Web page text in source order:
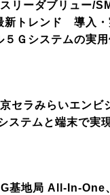
リーダブリュー/
新トレンド 導入・
５Ｇシステムの実
セラみらいエンビ
ステムと端末で実
基地局 All-In-One